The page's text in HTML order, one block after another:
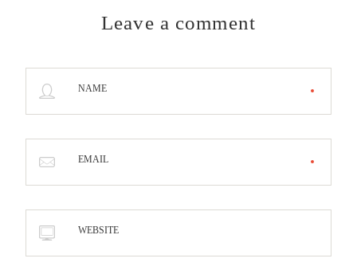
Leave a comment
NAME
EMAIL
WEBSITE